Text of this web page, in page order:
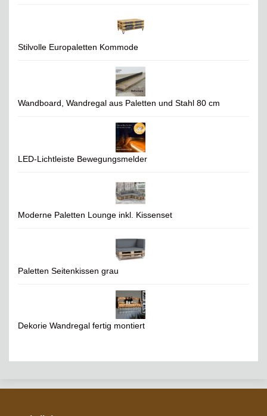
Stilvolle Europaletten Kommode
Wandboard, Wandregal aus Paletten und Stahl 80 cm
LED-Lichtleiste Bewegungsmelder
Moderne Paletten Lounge inkl. Kissenset
Paletten Seitenkissen grau
Dekorie Wandregal fertig montiert